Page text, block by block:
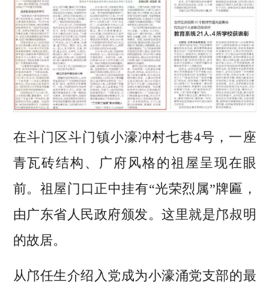
在斗门区斗门镇小濠冲村七巷4号，一座
青瓦砖结构、广府风格的祖屋呈现在眼
前。祖屋门口正中挂有“光荣烈属”牌匾，
由广东省人民政府颁发。这里就是邝叔明
的故居。
从邝任生介绍入党成为小濠涌党支部的最